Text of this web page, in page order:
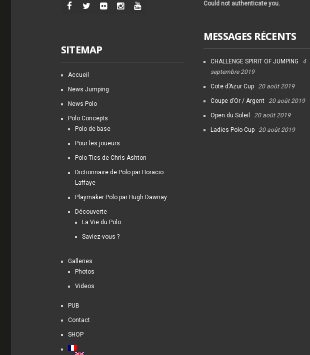
SITEMAP
Accueil
News Jumping
News Polo
Polo Concepts
Polo de base
Pour les joueurs
Polo Tics de Chris Ashton
Dictionnaire de Polo par Horacio
Laffaye
Playmaker Polo par Hugh Dawnay
Découverte
La Vie du Polo
Saviez-vous ?
Galleries
Photos
Videos
PUB
Contact
SHOP
Could not authenticate you.
MESSAGES RÉCENTS
CHALLENGE SPIRIT OF JUMPING
4
septembre 2019
Cote d’Azur Cup 20 août 2019
Coupe d’Or / Argent 20 août 2019
Open du Soleil 20 août 2019
Ladies Polo Cup 20 août 2019